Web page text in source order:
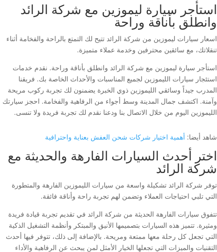
استأجر سيارة ليموزين مع شركة الرائد
وانطلق بأناقة وراحة
اسعار سيارات ليموزين من شركة الرائد تتيح لك التمتع بالراحة والفخامة أثناء
تنقلاتك، مع سائقين محترفين وخدمة عملاء متميزة.
استأجر سيارة ليموزين مع شركة الرائد وانطلق بأناقة وراحة. نقدم خدمات
استئجار سيارات الليموزين لجميع المناسبات والأحداث الخاصة بك. فريقنا
المدرب جيداً وسائقي الليموزين ذوي الخبرة يضمنون لك تجربة ركوب مريحة
وآمنة. اكتشف جمال المدينة وسط أجواء من الرفاهية والفخامة. احجز سيارتك
الليموزين اليوم من خلال الاتصال بنا ودعنا نقدم لك تجربة فريدة ولا تنسى.
شاهد أيضا: أهمية اختيار شركات شحن العفش بعناية واحترافية
اختر أحدث السيارات الفارهة والحديثة مع
شركة الرائد
توفر شركة الرائد تشكيلة واسعة من سيارات الليموزين الفارهة والمتطورة
التي تلبي احتياجات العملاء وتضمن لهم تجربة راحة وأناقة فائقة.
تتفوق سيارات الفارهة الحديثة من شركة الرائد في تقديم تجربة قيادة فريدة
ومثيرة. تتميز هذه السيارات بتصميمها الأنيق والمبتكر وأنظمة التشغيل الذكية
التي تجعل كل رحلة معها ممتعة ومريحة. بالإضافة إلى ذلك، تتوفر فيها أحدث
التقنيات والميزات التي تجعلها الخيار الأمثل لمن يبحث عن الرفاهية والأداء